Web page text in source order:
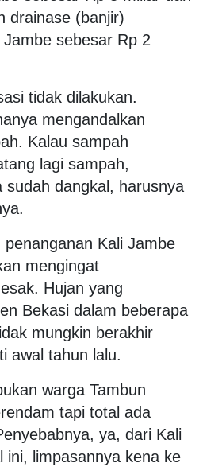
drainase (banjir)
sebesar Rp 2
tidak dilakukan.
mengandalkan
Kalau sampah
lagi sampah,
sudah dangkal, harusnya
Kali Jambe
mengingat
Hujan yang
Bekasi dalam beberapa
mungkin berakhir
awal tahun lalu.
warga Tambun
tapi total ada
ya, dari Kali
ini, limpasannya kena ke